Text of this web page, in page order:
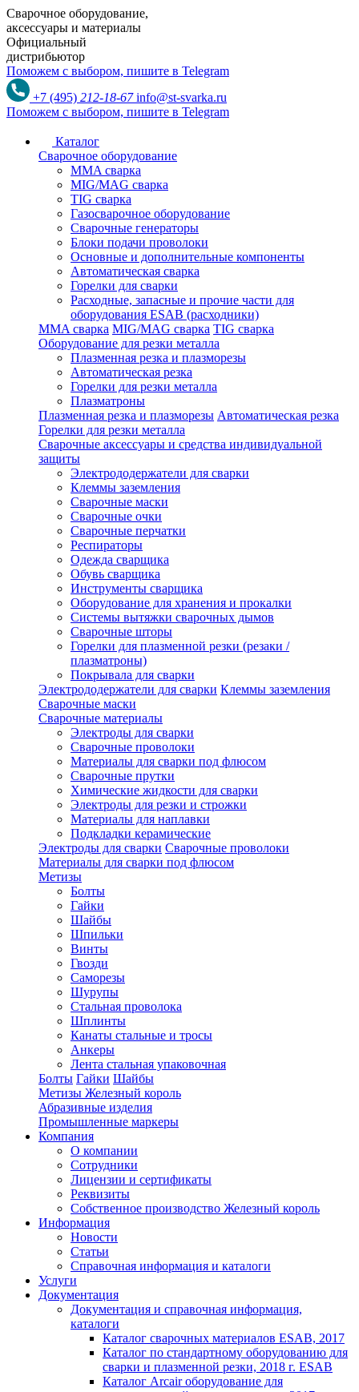
Сварочное оборудование,
аксессуары и материалы
Официальный
дистрибьютор
Поможем с выбором, пишите в Telegram
+7 (495) 212-18-67 info@st-svarka.ru
Поможем с выбором, пишите в Telegram
Каталог
Сварочное оборудование
MMA сварка
MIG/MAG сварка
TIG сварка
Газосварочное оборудование
Сварочные генераторы
Блоки подачи проволоки
Основные и дополнительные компоненты
Автоматическая сварка
Горелки для сварки
Расходные, запасные и прочие части для
оборудования ESAB (расходники)
MMA сварка MIG/MAG сварка TIG сварка
Оборудование для резки металла
Плазменная резка и плазморезы
Автоматическая резка
Горелки для резки металла
Плазматроны
Плазменная резка и плазморезы Автоматическая резка
Горелки для резки металла
Сварочные аксессуары и средства индивидуальной
защиты
Электрододержатели для сварки
Клеммы заземления
Сварочные маски
Сварочные очки
Сварочные перчатки
Респираторы
Одежда сварщика
Обувь сварщика
Инструменты сварщика
Оборудование для хранения и прокалки
Системы вытяжки сварочных дымов
Сварочные шторы
Горелки для плазменной резки (резаки /
плазматроны)
Покрывала для сварки
Электрододержатели для сварки Клеммы заземления
Сварочные маски
Сварочные материалы
Электроды для сварки
Сварочные проволоки
Материалы для сварки под флюсом
Сварочные прутки
Химические жидкости для сварки
Электроды для резки и строжки
Материалы для наплавки
Подкладки керамические
Электроды для сварки Сварочные проволоки
Материалы для сварки под флюсом
Метизы
Болты
Гайки
Шайбы
Шпильки
Винты
Гвозди
Саморезы
Шурупы
Стальная проволока
Шплинты
Канаты стальные и тросы
Анкеры
Лента стальная упаковочная
Болты Гайки Шайбы
Метизы Железный король
Абразивные изделия
Промышленные маркеры
Компания
О компании
Сотрудники
Лицензии и сертификаты
Реквизиты
Собственное производство Железный король
Информация
Новости
Статьи
Справочная информация и каталоги
Услуги
Документация
Документация и справочная информация,
каталоги
Каталог сварочных материалов ESAB, 2017
Каталог по стандартному оборудованию для
сварки и плазменной резки, 2018 г. ESAB
Каталог Arcair оборудование для